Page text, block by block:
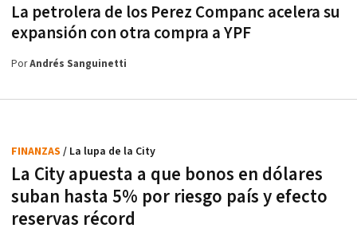
La petrolera de los Perez Companc acelera su
expansión con otra compra a YPF
PorAndrés Sanguinetti
La City apuesta a que bonos en dólares
suban hasta 5% por riesgo país y efecto
reservas récord
FINANZAS / La lupa de la City